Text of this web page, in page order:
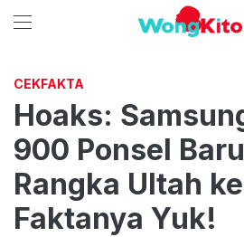
CEKFAKTA
Hoaks:
900 Ponsel
Rangka Ultah
Faktanya Yuk!